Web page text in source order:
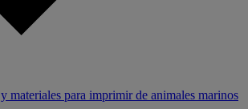
materiales para imprimir de animales marinos